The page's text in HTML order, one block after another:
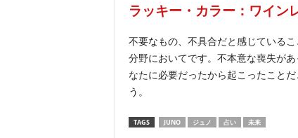
ラッキー・カラー：ワイン
不要なもの、不具合だと感じている
分野においてです。不本意な喪失が
なたに必要だったから起こったこと
う。
TAGS JUNO ジュノ 占い 未来